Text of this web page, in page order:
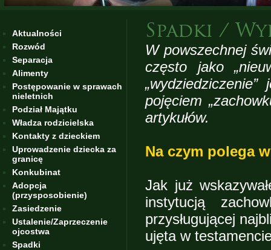
Aktualności
Rozwód
Separacja
Alimenty
Postępowanie w sprawach
nieletnich
Podział Majątku
Władza rodzicielska
Kontakty z dzieckiem
Uprowadzenie dziecka za
granicę
Konkubinat
Adopcja
(przysposobienie)
Zasiedzenie
Ustalenie/Zaprzeczenie
ojcostwa
Spadki
Spadki /
W powszechnej
często jako
pojęciem
artykułów.
Na czym polega
Jak już
instytucją
przysługującej
ujęta w